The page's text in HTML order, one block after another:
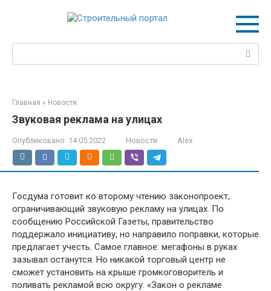
Поиск:
Главная » Новости
Звуковая реклама на улицах
Опубликовано: 14.05.2022 Новости Alex
Госдума готовит ко второму чтению законопроект,
ограничивающий звуковую рекламу на улицах. По
сообщению Российской Газеты, правительство
поддержало инициативу, но направило поправки, которые
предлагает учесть. Самое главное: мегафоны в руках
зазывал останутся. Но никакой торговый центр не
сможет установить на крыше громкоговоритель и
поливать рекламой всю округу. «Закон о рекламе